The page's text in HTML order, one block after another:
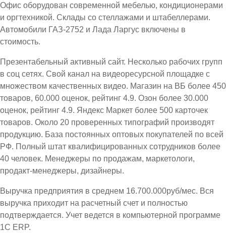
Офис оборудован современной мебелью, кондиционерами
и оргтехникой. Склады со стеллажами и штабеллерами.
Автомобили ГАЗ-2752 и Лада Ларгус включены в
стоимость.
Презентабельный активный сайт. Несколько рабочих групп
в соц сетях. Свой канал на видеоресурсной площадке с
множеством качественных видео. Магазин на ВБ более 450
товаров, 60.000 оценок, рейтинг 4.9. Озон более 30.000
оценок, рейтинг 4.9. Яндекс Маркет более 500 карточек
товаров. Около 20 проверенных типографий производят
продукцию. База постоянных оптовых покупателей по всей
РФ. Полный штат квалифицированных сотрудников более
40 человек. Менеджеры по продажам, маркетологи,
продакт-менеджеры, дизайнеры.
Выручка предприятия в среднем 16.700.000руб/мес. Вся
выручка приходит на расчетный счет и полностью
подтверждается. Учет ведется в компьютерной программе
1С ЕRP.